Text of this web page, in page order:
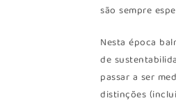
são sempre
Nesta época
de
passar a ser
distinções